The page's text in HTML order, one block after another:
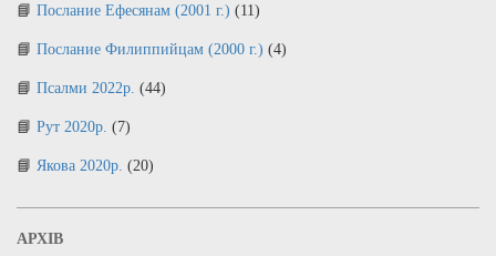
Послание Ефесянам (2001 г.) (11)
Послание Филиппийцам (2000 г.) (4)
Псалми 2022р. (44)
Рут 2020р. (7)
Якова 2020р. (20)
АРХІВ